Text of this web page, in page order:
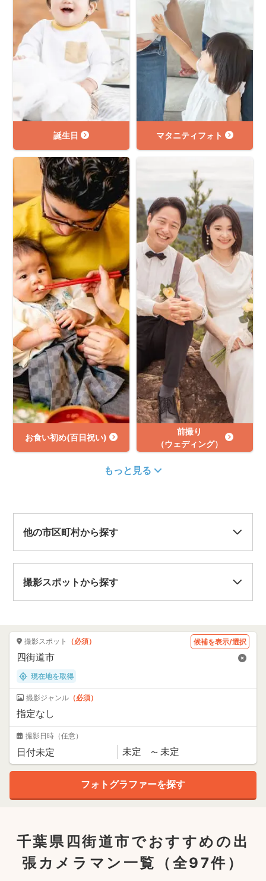
誕生日 マタニティフォト
お食い初め(百日祝い)
前撮り
（ウェディング）
もっと見る
他の市区町村から探す
撮影スポットから探す
撮影スポット （必須） 候補を表示/選択
現在地を取得
撮影ジャンル （必須）
撮影日時 （任意）
千葉県四街道市でおすすめの出
張カメラマン一覧
（全97件）